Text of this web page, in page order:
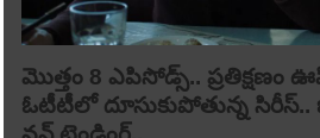
మొత్తం 8 ఎపిసోడ్స్.. ప్రతిక్షణం
ఓటీటీలో దూసుకుపోతున్న సిరీస్..